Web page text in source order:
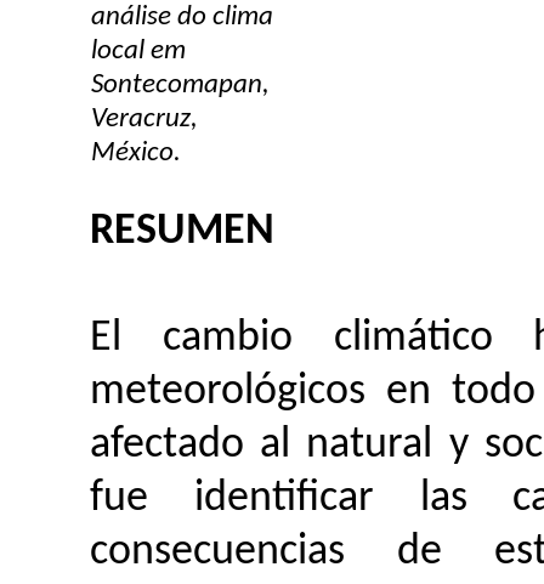
análise do clima
local em
Sontecomapan,
Veracruz,
México.
RESUMEN
El cambio climático
meteorológicos en
afectado al natural y
fue identificar las
consecuencias de